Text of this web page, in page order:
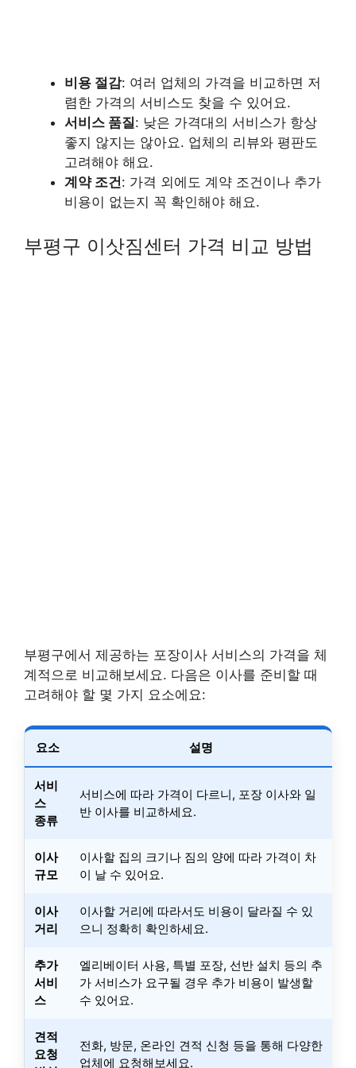
비용 절감: 여러 업체의 가격을 비교하면 저
렴한 가격의 서비스도 찾을 수 있어요.
서비스 품질: 낮은 가격대의 서비스가 항상
좋지 않지는 않아요. 업체의 리뷰와 평판도
고려해야 해요.
계약 조건: 가격 외에도 계약 조건이나 추가
비용이 없는지 꼭 확인해야 해요.
부평구 이삿짐센터 가격 비교 방법
부평구에서 제공하는 포장이사 서비스의 가격을 체
계적으로 비교해보세요. 다음은 이사를 준비할 때
고려해야 할 몇 가지 요소에요:
요소 설명
서비
스
종류
서비스에 따라 가격이 다르니, 포장 이사와 일
반 이사를 비교하세요.
이사
규모
이사할 집의 크기나 짐의 양에 따라 가격이 차
이 날 수 있어요.
이사
거리
이사할 거리에 따라서도 비용이 달라질 수 있
으니 정확히 확인하세요.
추가
서비
스
엘리베이터 사용, 특별 포장, 선반 설치 등의 추
가 서비스가 요구될 경우 추가 비용이 발생할
수 있어요.
견적
요청
전화, 방문, 온라인 견적 신청 등을 통해 다양한
업체에 요청해보세요.